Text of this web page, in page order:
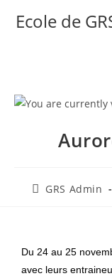
Ecole de
GRS Admin
Du 24 au 25
avec leurs